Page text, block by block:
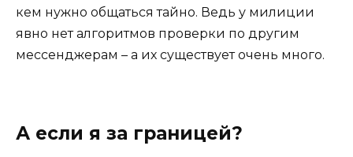
кем нужно общаться тайно. Ведь у милиции
явно нет алгоритмов проверки по другим
мессенджерам – а их существует очень много.
А если я за границей?